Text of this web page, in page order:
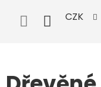
obsah
CZK